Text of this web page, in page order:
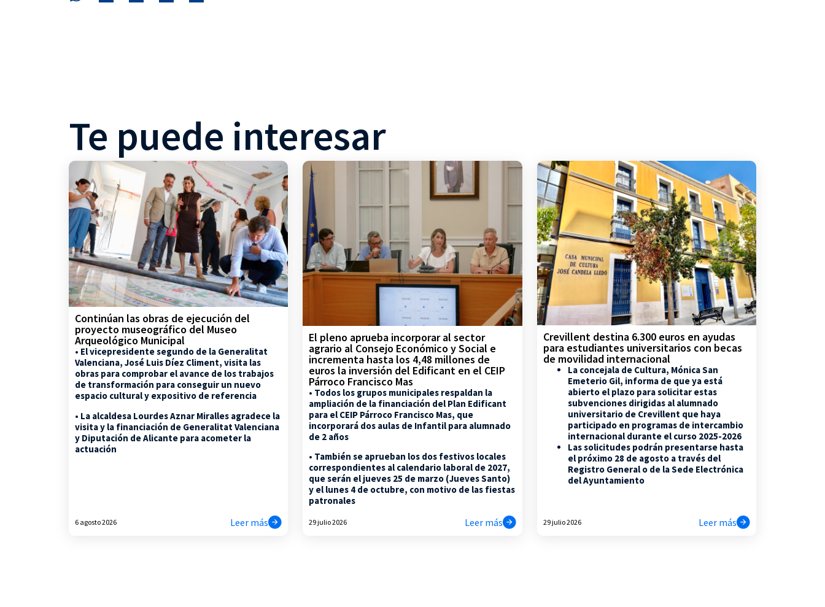
Te puede interesar
Continúan las obras de ejecución del
proyecto museográfico del Museo
Arqueológico Municipal
• El vicepresidente segundo de la Generalitat
Valenciana, José Luis Díez Climent, visita las
obras para comprobar el avance de los trabajos
de transformación para conseguir un nuevo
espacio cultural y expositivo de referencia
• La alcaldesa Lourdes Aznar Miralles agradece la
visita y la financiación de Generalitat Valenciana
y Diputación de Alicante para acometer la
actuación
6 agosto 2026 Leer más
El pleno aprueba incorporar al sector
agrario al Consejo Económico y Social e
incrementa hasta los 4,48 millones de
euros la inversión del Edificant en el CEIP
Párroco Francisco Mas
• Todos los grupos municipales respaldan la
ampliación de la financiación del Plan Edificant
para el CEIP Párroco Francisco Mas, que
incorporará dos aulas de Infantil para alumnado
de 2 años
• También se aprueban los dos festivos locales
correspondientes al calendario laboral de 2027,
que serán el jueves 25 de marzo (Jueves Santo)
y el lunes 4 de octubre, con motivo de las fiestas
patronales
29 julio 2026 Leer más
Crevillent destina 6.300 euros en ayudas
para estudiantes universitarios con becas
de movilidad internacional
La concejala de Cultura, Mónica San
Emeterio Gil, informa de que ya está
abierto el plazo para solicitar estas
subvenciones dirigidas al alumnado
universitario de Crevillent que haya
participado en programas de intercambio
internacional durante el curso 2025-2026
Las solicitudes podrán presentarse hasta
el próximo 28 de agosto a través del
Registro General o de la Sede Electrónica
del Ayuntamiento
29 julio 2026 Leer más